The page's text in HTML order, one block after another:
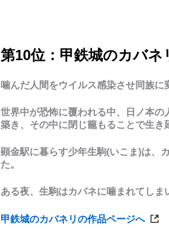
第10位：甲鉄城のカバネ
噛んだ人間をウイルス感染させ同族に
世界中が恐怖に覆われる中、日ノ本
築き、その中に閉じ籠もることで生き
顕金駅に暮らす少年生駒(いこま)は、
た。
ある夜、生駒はカバネに噛まれてしま
甲鉄城のカバネリの作品ページへ